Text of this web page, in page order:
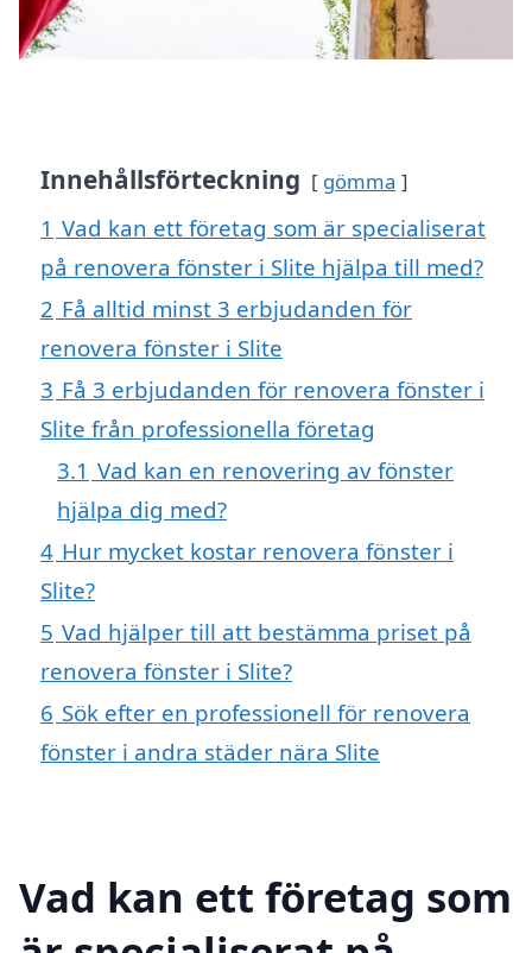
Innehållsförteckning gömma
1 Vad kan ett företag som är specialiserat
på renovera fönster i Slite hjälpa till med?
2 Få alltid minst 3 erbjudanden för
renovera fönster i Slite
3 Få 3 erbjudanden för renovera fönster i
Slite från professionella företag
3.1 Vad kan en renovering av fönster
hjälpa dig med?
4 Hur mycket kostar renovera fönster i
Slite?
5 Vad hjälper till att bestämma priset på
renovera fönster i Slite?
6 Sök efter en professionell för renovera
fönster i andra städer nära Slite
Vad kan ett företag som